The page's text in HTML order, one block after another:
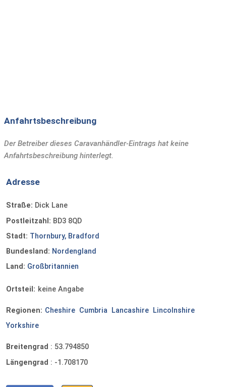
Anfahrtsbeschreibung
Der Betreiber dieses Caravanhändler-Eintrags hat keine
Anfahrtsbeschreibung hinterlegt.
Adresse
Straße: Dick Lane
Postleitzahl: BD3 8QD
Stadt: Thornbury, Bradford
Bundesland: Nordengland
Land: Großbritannien
Ortsteil: keine Angabe
Regionen: Cheshire Cumbria Lancashire Lincolnshire
Yorkshire
Breitengrad : 53.794850
Längengrad : -1.708170